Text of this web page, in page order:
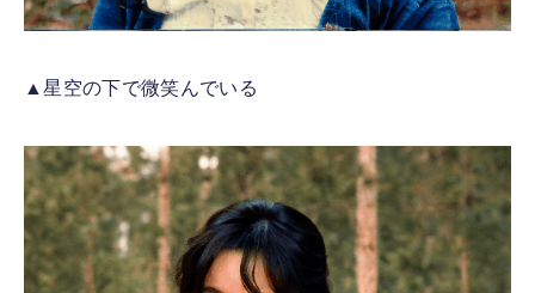
▲星空の下で微笑んでいる